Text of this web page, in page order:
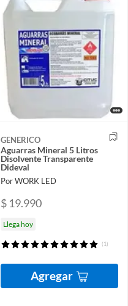
GENERICO
Aguarras Mineral 5 Litros
Disolvente Transparente
Dideval
Por WORK LED
$ 19.990
Llega hoy
(1)
Agregar